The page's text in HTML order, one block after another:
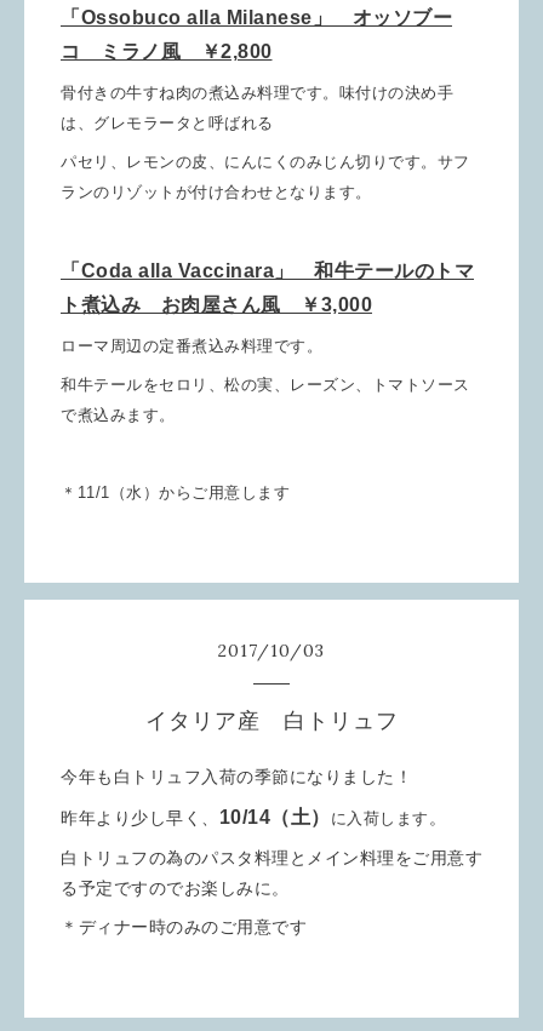
「Ossobuco alla Milanese」 オッソブー
コ ミラノ風 ￥2,800
骨付きの牛すね肉の煮込み料理です。味付けの決め手
は、グレモラータと呼ばれる
パセリ、レモンの皮、にんにくのみじん切りです。サフ
ランのリゾットが付け合わせとなります。
「Coda alla Vaccinara」 和牛テールのトマ
ト煮込み お肉屋さん風 ￥3,000
ローマ周辺の定番煮込み料理です。
和牛テールをセロリ、松の実、レーズン、トマトソース
で煮込みます。
＊11/1（水）からご用意します
2017/10/03
イタリア産 白トリュフ
今年も白トリュフ入荷の季節になりました！
昨年より少し早く、 10/14（土） に入荷します 。
白トリュフの為のパスタ料理とメイン料理をご用意す
る予定ですのでお楽しみに。
＊ディナー時のみのご用意です